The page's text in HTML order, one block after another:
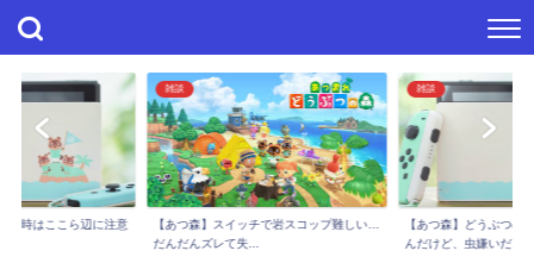
の時はここら辺に注意
雑談
【あつ森】スイッチで岩スコップ難しい…
だんだんズレて失...
雑談
【あつ森】どうぶつの
んだけど、虫嫌いだ...